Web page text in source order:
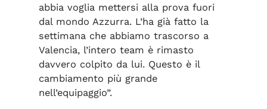
abbia voglia mettersi alla prova fuori
dal mondo Azzurra. L’ha già fatto la
settimana che abbiamo trascorso a
Valencia, l’intero team è rimasto
davvero colpito da lui. Questo è il
cambiamento più grande
nell’equipaggio”.